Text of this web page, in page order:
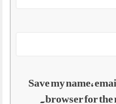
Save my name,
browser for the